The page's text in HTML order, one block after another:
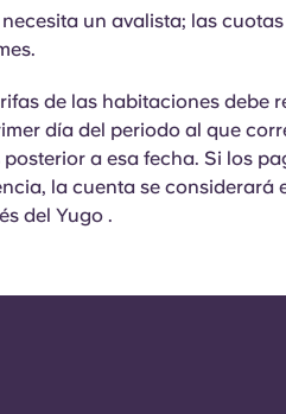
necesita un avalista; las
de las habitaciones debe
día del periodo al que
a esa fecha. Si los
la cuenta se considerará
del Yugo .